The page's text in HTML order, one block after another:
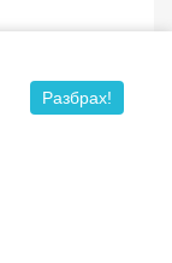
Разбрах!